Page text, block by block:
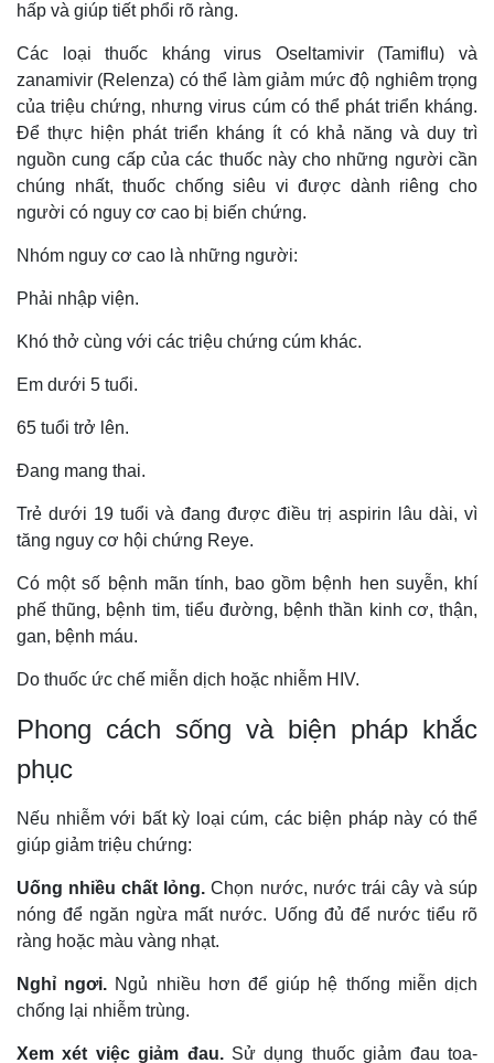
hấp và giúp tiết phổi rõ ràng.
Các loại thuốc kháng virus Oseltamivir (Tamiflu) và
zanamivir (Relenza) có thể làm giảm mức độ nghiêm trọng
của triệu chứng, nhưng virus cúm có thể phát triển kháng.
Để thực hiện phát triển kháng ít có khả năng và duy trì
nguồn cung cấp của các thuốc này cho những người cần
chúng nhất, thuốc chống siêu vi được dành riêng cho
người có nguy cơ cao bị biến chứng.
Nhóm nguy cơ cao là những người:
Phải nhập viện.
Khó thở cùng với các triệu chứng cúm khác.
Em dưới 5 tuổi.
65 tuổi trở lên.
Đang mang thai.
Trẻ dưới 19 tuổi và đang được điều trị aspirin lâu dài, vì
tăng nguy cơ hội chứng Reye.
Có một số bệnh mãn tính, bao gồm bệnh hen suyễn, khí
phế thũng, bệnh tim, tiểu đường, bệnh thần kinh cơ, thận,
gan, bệnh máu.
Do thuốc ức chế miễn dịch hoặc nhiễm HIV.
Phong cách sống và biện pháp khắc
phục
Nếu nhiễm với bất kỳ loại cúm, các biện pháp này có thể
giúp giảm triệu chứng:
Uống nhiều chất lỏng. Chọn nước, nước trái cây và súp
nóng để ngăn ngừa mất nước. Uống đủ để nước tiểu rõ
ràng hoặc màu vàng nhạt.
Nghỉ ngơi. Ngủ nhiều hơn để giúp hệ thống miễn dịch
chống lại nhiễm trùng.
Xem xét việc giảm đau.Sử dụng thuốc giảm đau toa-